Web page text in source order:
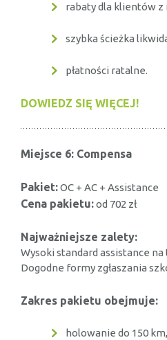
rabaty dla klientów z
szybka ścieżka
płatności ratalne.
DOWIEDZ SIĘ WIĘCEJ!
Miejsce 6: Compensa
Pakiet:OC + AC + Assistance
Cena pakietu:od 702 zł
Najważniejsze zalety:
Wysoki standard assistance
Dogodne formy zgłaszania
Zakres pakietu obejmuje:
holowanie do 150 km,